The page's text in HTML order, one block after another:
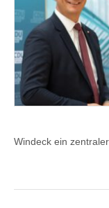
Windeck ein